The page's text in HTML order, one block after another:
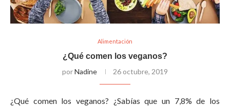
Alimentación
¿Qué comen los veganos?
porNadine 26 octubre, 2019
¿Qué comen los veganos? ¿Sabías que un 7,8% de los